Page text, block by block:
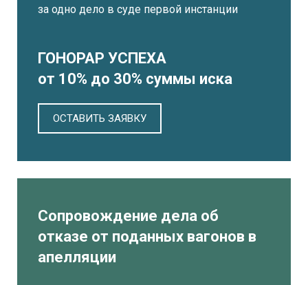
за одно дело в суде первой инстанции
ГОНОРАР УСПЕХА
от 10% до 30% суммы иска
ОСТАВИТЬ ЗАЯВКУ
Сопровождение дела об
отказе от поданных вагонов в
апелляции